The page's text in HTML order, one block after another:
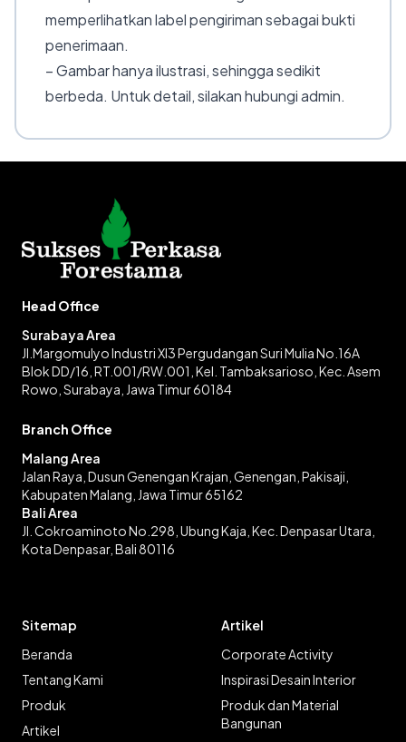
memperlihatkan label pengiriman sebagai bukti
penerimaan.
– Gambar hanya ilustrasi, sehingga sedikit
berbeda. Untuk detail, silakan hubungi admin.
Head Office
Surabaya Area
Jl.Margomulyo Industri XI3 Pergudangan Suri Mulia No.16A
Blok DD/16, RT.001/RW.001, Kel. Tambaksarioso, Kec. Asem
Rowo, Surabaya, Jawa Timur 60184
Branch Office
Malang Area
Jalan Raya, Dusun Genengan Krajan, Genengan, Pakisaji,
Kabupaten Malang, Jawa Timur 65162
Bali Area
Jl. Cokroaminoto No.298, Ubung Kaja, Kec. Denpasar Utara,
Kota Denpasar, Bali 80116
Sitemap
Beranda
Tentang Kami
Produk
Artikel
Artikel
Corporate Activity
Inspirasi Desain Interior
Produk dan Material
Bangunan